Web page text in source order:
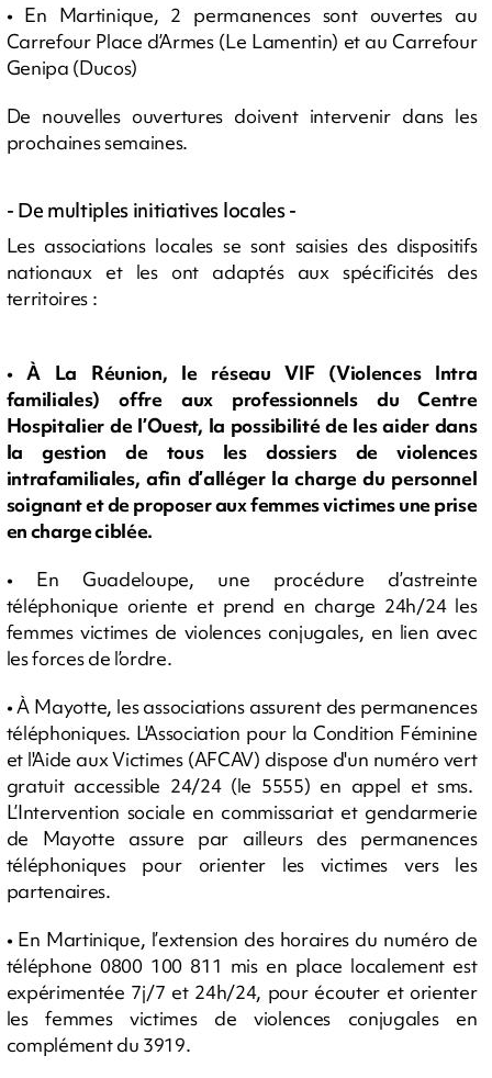
• En Martinique, 2 permanences sont ouvertes au
Carrefour Place d’Armes (Le Lamentin) et au Carrefour
Genipa (Ducos)
De nouvelles ouvertures doivent intervenir dans les
prochaines semaines.
- De multiples initiatives locales -
Les associations locales se sont saisies des dispositifs
nationaux et les ont adaptés aux spécificités des
territoires :
• À La Réunion, le réseau VIF (Violences Intra
familiales) offre aux professionnels du Centre
Hospitalier de l’Ouest, la possibilité de les aider dans
la gestion de tous les dossiers de violences
intrafamiliales, afin d’alléger la charge du personnel
soignant et de proposer aux femmes victimes une prise
en charge ciblée.
• En Guadeloupe, une procédure d’astreinte
téléphonique oriente et prend en charge 24h/24 les
femmes victimes de violences conjugales, en lien avec
les forces de l’ordre.
• À Mayotte, les associations assurent des permanences
téléphoniques. L'Association pour la Condition Féminine
et l'Aide aux Victimes (AFCAV) dispose d'un numéro vert
gratuit accessible 24/24 (le 5555) en appel et sms.
L’Intervention sociale en commissariat et gendarmerie
de Mayotte assure par ailleurs des permanences
téléphoniques pour orienter les victimes vers les
partenaires.
• En Martinique, l’extension des horaires du numéro de
téléphone 0800 100 811 mis en place localement est
expérimentée 7j/7 et 24h/24, pour écouter et orienter
les femmes victimes de violences conjugales en
complément du 3919.